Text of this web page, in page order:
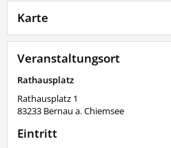
Karte
Veranstaltungsort
Rathausplatz
Rathausplatz 1
83233 Bernau a. Chiemsee
Eintritt